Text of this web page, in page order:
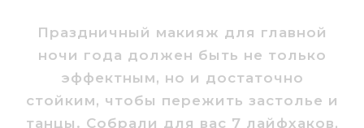
Праздничный макияж для главной
ночи года должен быть не только
эффектным, но и достаточно
стойким, чтобы пережить застолье и
танцы. Собрали для вас 7 лайфхаков,